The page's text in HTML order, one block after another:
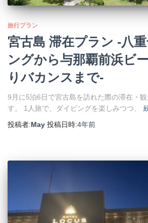
旅行プラン
宮古島 滞在プラン -八
ングから与那覇前浜ビ
りバカンスまで-
9月に5泊6日で宮古島を訪れた際の滞在・
す。 1人旅で、ダイビングを楽しみつつ、
投稿者:May 投稿日時:4年前